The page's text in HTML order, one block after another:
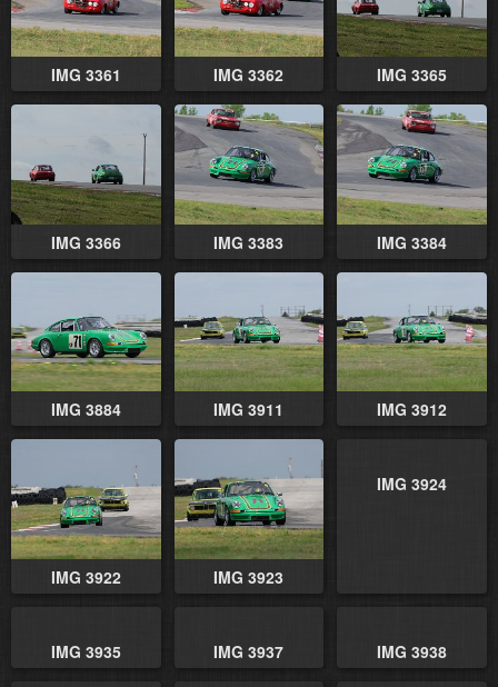
IMG 3361 IMG 3362 IMG 3365
IMG 3366 IMG 3383 IMG 3384
IMG 3884 IMG 3911 IMG 3912
IMG 3922 IMG 3923
IMG 3924
IMG 3935 IMG 3937 IMG 3938